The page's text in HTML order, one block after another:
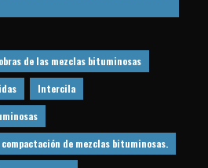
de las mezclas bituminosas
Intercila
de mezclas bituminosas.